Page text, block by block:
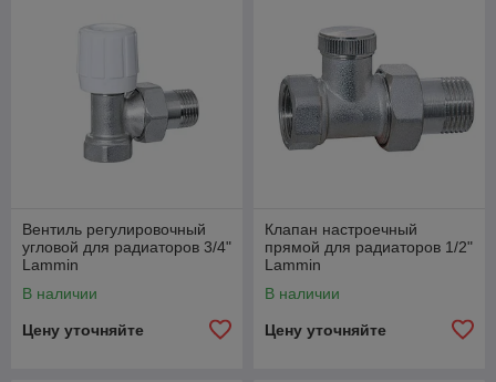
Вентиль регулировочный
угловой для радиаторов 3/4"
Lammin
В наличии
Цену уточняйте
Клапан настроечный
прямой для радиаторов 1/2"
Lammin
В наличии
Цену уточняйте